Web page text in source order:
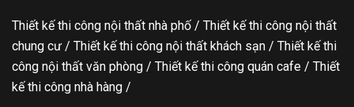
Thiết kế thi công nội thất nhà phố / Thiết kế thi công nội thất
chung cư / Thiết kế thi công nội thất khách sạn / Thiết kế thi
công nội thất văn phòng / Thiết kế thi công quán cafe / Thiết
kế thi công nhà hàng /